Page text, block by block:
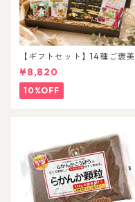
【ギフトセット】14種ご褒美
アソートセット
¥8,820
10%OFF